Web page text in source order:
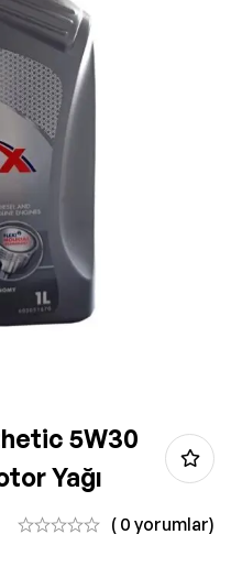
5W30
Yağı
( 0 yorumlar)